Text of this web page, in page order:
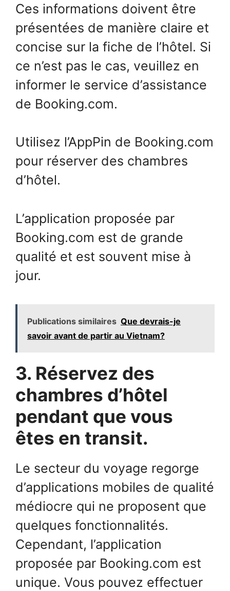
Ces informations doivent être
présentées de manière claire et
concise sur la fiche de l’hôtel. Si
ce n’est pas le cas, veuillez en
informer le service d’assistance
de Booking.com.
Utilisez l’AppPin de Booking.com
pour réserver des chambres
d’hôtel.
L’application proposée par
Booking.com est de grande
qualité et est souvent mise à
jour.
Publications similaires Que devrais-je
savoir avant de partir au Vietnam?
3. Réservez des
chambres d’hôtel
pendant que vous
êtes en transit.
Le secteur du voyage regorge
d’applications mobiles de qualité
médiocre qui ne proposent que
quelques fonctionnalités.
Cependant, l’application
proposée par Booking.com est
unique. Vous pouvez effectuer